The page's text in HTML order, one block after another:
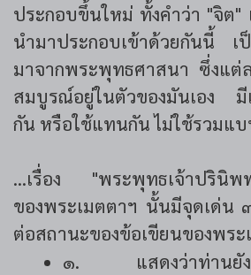
ประกอบขึ้นใหม่ ทั้งคำว่า "จิ
นำมาประกอบเข้าด้วยกันนี้ เ
มาจากพระพุทธศาสนา ซึ่งแต่
สมบูรณ์อยู่ในตัวของมันเอง มี
กัน หรือใช้แทนกัน ไม่ใช้รวมแ
...เรื่อง "พระพุทธเจ้าปรินิพพ
ของพระเมตตาฯ นั้นมีจุดเด่น
ต่อสถานะของข้อเขียนของพระ
๑. แสดงว่าท่านยังมี